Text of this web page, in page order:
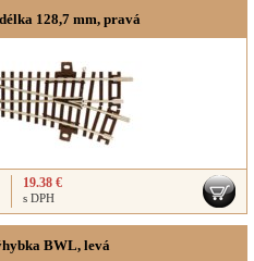
128,7 mm, pravá
19.38 €
s DPH
BWL, levá